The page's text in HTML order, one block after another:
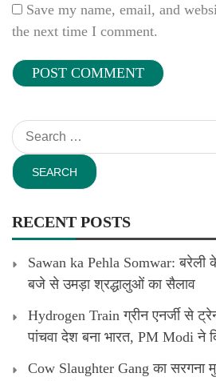
Save my name, email, and
the next time I comment.
Search
for:
RECENT POSTS
Sawan ka Pehla Somwar: बरेली
बजे से उमड़ा श्रद्धालुओं का सैलाव
Hydrogen Train ग्रीन एनर्जी से
पांचवा देश बना भारत, PM Modi ने
Cow Slaughter Gang का सरगना